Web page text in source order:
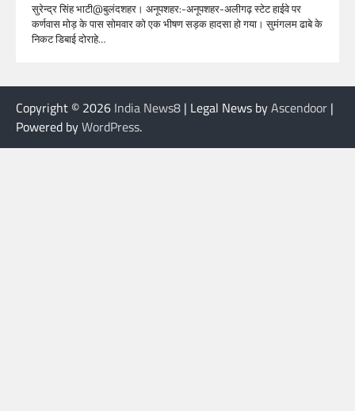
सुरेन्द्र सिंह भाटी@बुलंदशहर। अनूपशहर:-अनूपशहर-अलीगढ़ स्टेट हाईवे पर
कर्णवास मोड़ के पास सोमवार को एक भीषण सड़क हादसा हो गया। सुमंगलम ढाबे के
निकट डिबाई दोराहे…
Copyright © 2026 India News8 | Legal News byAscendoor |
Powered byWordPress.